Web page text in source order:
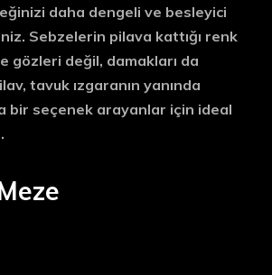
daha dengeli ve besleyici
Sebzelerin pilava kattığı renk
gözleri değil, damakları da
tavuk ızgaranın yanında
bir seçenek arayanlar için ideal